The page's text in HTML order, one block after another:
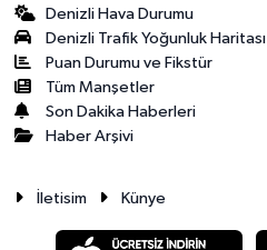
Denizli Hava Durumu
Denizli Trafik Yoğunluk Haritası
Puan Durumu ve Fikstür
Tüm Manşetler
Son Dakika Haberleri
Haber Arşivi
İletisim Künye